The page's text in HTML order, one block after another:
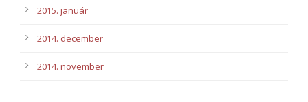
2015. január
2014. december
2014. november